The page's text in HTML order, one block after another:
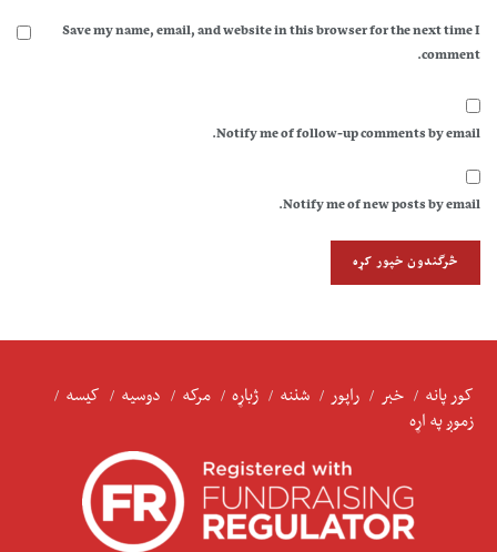
Save my name, email, and website in this browser for the next time I
comment.
Notify me of follow-up comments by email.
Notify me of new posts by email.
کور پانه خبر راپور شننه ژباړه مرکه دوسیه
کیسه
زموږ په اړه